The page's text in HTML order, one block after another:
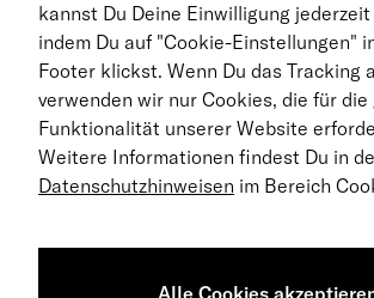
DE
© 2026 MILES Mobility GmbH
Geschäftsbedingungen
Datenschutzerklärung
kannst Du Deine Einwilligung
indem Du auf "Cookie-Einstellungen"
Footer klickst. Wenn Du das Tracking
verwenden wir nur Cookies, die für
Funktionalität unserer Website
Weitere Informationen findest Du in
Datenschutzhinweisen im Bereich
Alle Cookies